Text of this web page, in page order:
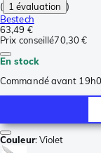
( 1 évaluation )
Bestech
63,49 €
Prix conseillé70,30 €
En stock
Commandé avant
Couleur:Violet